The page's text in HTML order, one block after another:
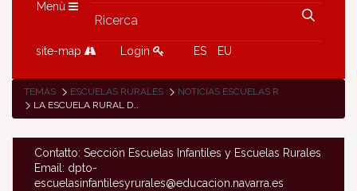
Menù
site-map Login ES EU
TEMAS ESCUELAS RURALES
NOTICIAS ESCUELAS RURALES
LA ESCUELA RURAL DE ETXALAR ORGANIZA UNA JORNADA SOBRE LA SITUACIÓN EN EL SAHARA OCCIDENTAL
Contatto: Sección Escuelas Infantiles y Escuelas Rurales
Email: dpto-
escuelasinfantilesyrurales@educacion.navarra.es